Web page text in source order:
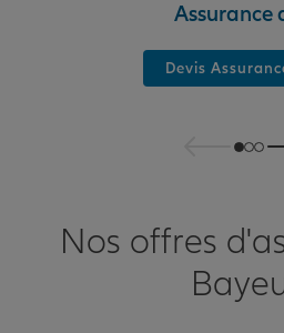
Assurance
Devis
Nos offres